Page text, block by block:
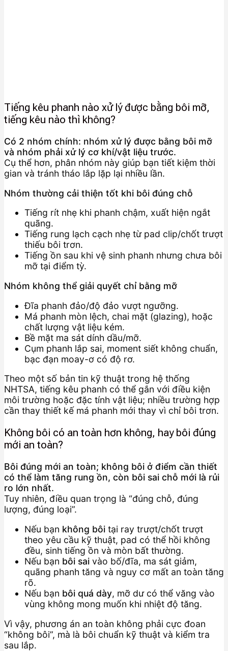
Tiếng kêu phanh nào xử lý được bằng bôi mỡ,
tiếng kêu nào thì không?
Có 2 nhóm chính: nhóm xử lý được bằng bôi mỡ
và nhóm phải xử lý cơ khí/vật liệu trước.
Cụ thể hơn, phân nhóm này giúp bạn tiết kiệm thời
gian và tránh tháo lắp lặp lại nhiều lần.
Nhóm thường cải thiện tốt khi bôi đúng chỗ
Tiếng rít nhẹ khi phanh chậm, xuất hiện ngắt
quãng.
Tiếng rung lạch cạch nhẹ từ pad clip/chốt trượt
thiếu bôi trơn.
Tiếng ồn sau khi vệ sinh phanh nhưng chưa bôi
mỡ tại điểm tỳ.
Nhóm không thể giải quyết chỉ bằng mỡ
Đĩa phanh đảo/độ đảo vượt ngưỡng.
Má phanh mòn lệch, chai mặt (glazing), hoặc
chất lượng vật liệu kém.
Bề mặt ma sát dính dầu/mỡ.
Cụm phanh lắp sai, moment siết không chuẩn,
bạc đạn moay-ơ có độ rơ.
Theo một số bản tin kỹ thuật trong hệ thống
NHTSA, tiếng kêu phanh có thể gắn với điều kiện
môi trường hoặc đặc tính vật liệu; nhiều trường hợp
cần thay thiết kế má phanh mới thay vì chỉ bôi trơn.
Không bôi có an toàn hơn không, hay bôi đúng
mới an toàn?
Bôi đúng mới an toàn; không bôi ở điểm cần thiết
có thể làm tăng rung ồn, còn bôi sai chỗ mới là rủi
ro lớn nhất.
Tuy nhiên, điều quan trọng là “đúng chỗ, đúng
lượng, đúng loại”.
Nếu bạn không bôi tại ray trượt/chốt trượt
theo yêu cầu kỹ thuật, pad có thể hồi không
đều, sinh tiếng ồn và mòn bất thường.
Nếu bạn bôi sai vào bố/đĩa, ma sát giảm,
quãng phanh tăng và nguy cơ mất an toàn tăng
rõ.
Nếu bạn bôi quá dày, mỡ dư có thể văng vào
vùng không mong muốn khi nhiệt độ tăng.
Vì vậy, phương án an toàn không phải cực đoan
“không bôi”, mà là bôi chuẩn kỹ thuật và kiểm tra
sau lắp.